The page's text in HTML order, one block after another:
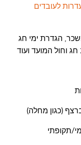
- עדכון העדרות לעובדים
הגדרת ימי חג
וחול המועד ועוד
(כגון מחלה)
תקופתי